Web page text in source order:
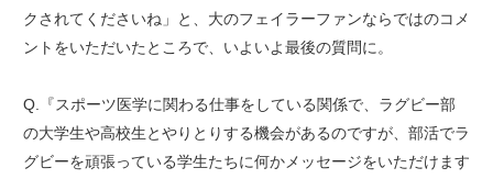
クされてくださいね」と、大のフェイラーファンならではのコメ
ントをいただいたところで、いよいよ最後の質問に。
Q.『スポーツ医学に関わる仕事をしている関係で、ラグビー部
の大学生や高校生とやりとりする機会があるのですが、部活でラ
グビーを頑張っている学生たちに何かメッセージをいただけます